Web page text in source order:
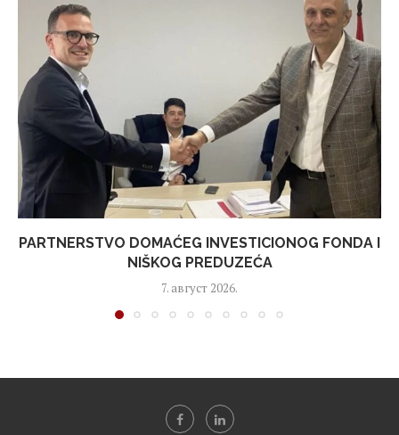
PARTNERSTVO DOMAĆEG INVESTICIONOG FONDA I
NIŠKOG PREDUZEĆA
7. август 2026.